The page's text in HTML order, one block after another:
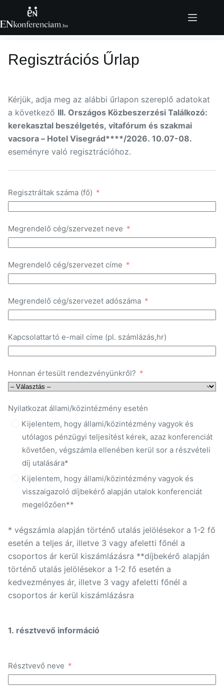
to
Regisztrációs Űrlap
Kérjük, adja meg az alábbi űrlapon szereplő adatokat
a következő III. Országos Közbeszerzési Találkozó:
kerekasztal beszélgetés, vitafórum és szakmai
vacsora – Hotel Visegrád****/2026. 10.07-08.
eseményre való regisztrációhoz.
Regisztráltak száma (fő)
Megrendelő cég/szervezet neve
Megrendelő cég/szervezet címe
Megrendelő cég/szervezet adószáma
Kapcsolattartó e-mail címe (pl. számlázás,hr)
Honnan értesült rendezvényünkről?
Nyilatkozat állami/közintézmény esetén
Kijelentem, hogy állami/közintézmény vagyok és
utólagos pénzügyi teljesítést kérek, azaz konferenciát
követően, végszámla ellenében kerül sor a részvételi
díj utalására*
Kijelentem, hogy állami/közintézmény vagyok és
visszaigazoló díjbekérő alapján utalok konferenciát
megelőzően**
* végszámla alapján történő utalás jelölésekor a 1-2 fő
esetén a teljes ár, illetve 3 vagy afeletti főnél a
csoportos ár kerül kiszámlázásra **díjbekérő alapján
történő utalás jelölésekor a 1-2 fő esetén a
kedvezményes ár, illetve 3 vagy afeletti főnél a
csoportos ár kerül kiszámlázásra
1. résztvevő információ
Résztvevő neve